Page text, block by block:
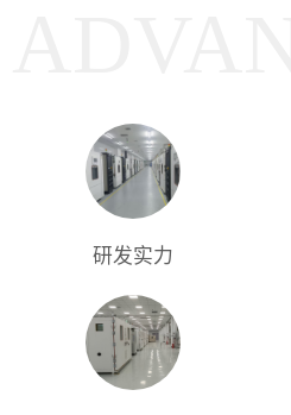
研发实力